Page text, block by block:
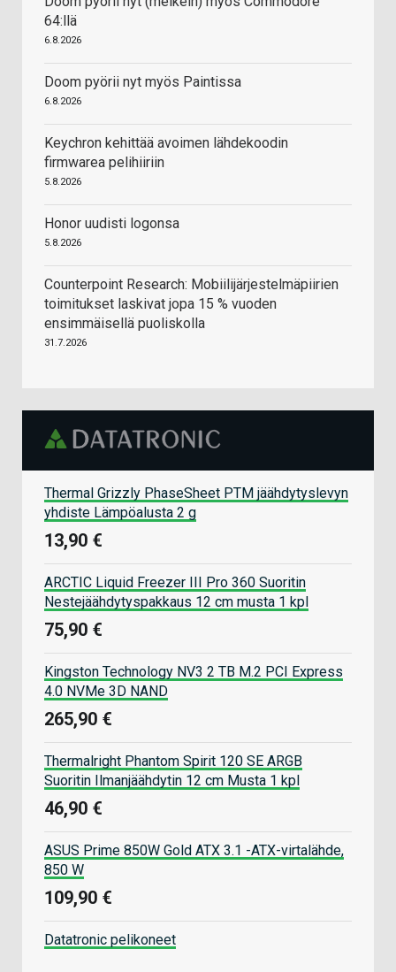
64:llä
6.8.2026
Doom pyörii nyt myös Paintissa
6.8.2026
Keychron kehittää avoimen lähdekoodin
firmwarea pelihiiriin
5.8.2026
Honor uudisti logonsa
5.8.2026
Counterpoint Research: Mobiilijärjestelmäpiirien
toimitukset laskivat jopa 15 % vuoden
ensimmäisellä puoliskolla
31.7.2026
Thermal Grizzly PhaseSheet PTM jäähdytyslevyn
yhdiste Lämpöalusta 2 g
13,90 €
ARCTIC Liquid Freezer III Pro 360 Suoritin
Nestejäähdytyspakkaus 12 cm musta 1 kpl
75,90 €
Kingston Technology NV3 2 TB M.2 PCI Express
4.0 NVMe 3D NAND
265,90 €
Thermalright Phantom Spirit 120 SE ARGB
Suoritin Ilmanjäähdytin 12 cm Musta 1 kpl
46,90 €
ASUS Prime 850W Gold ATX 3.1 -ATX-virtalähde,
850 W
109,90 €
Datatronic pelikoneet